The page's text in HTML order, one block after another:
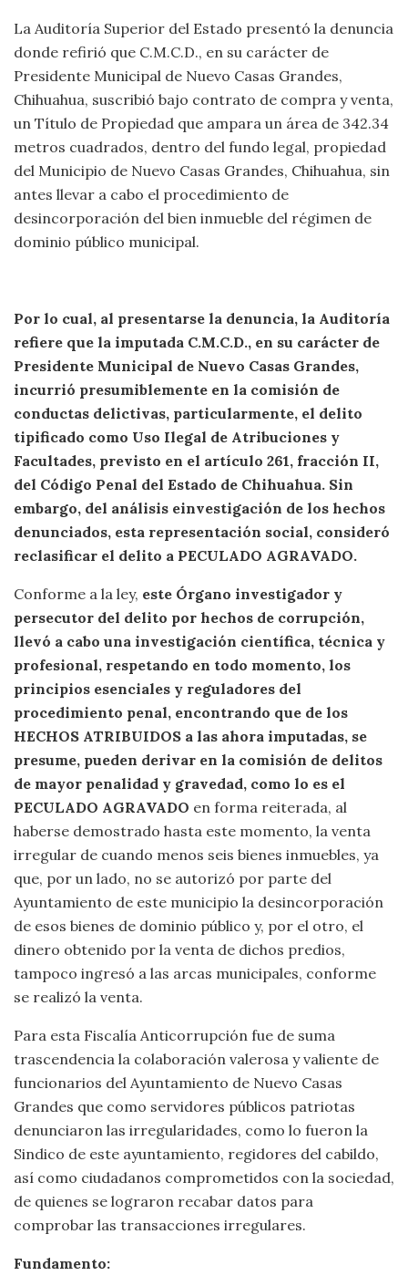
La Auditoría Superior del Estado presentó la denuncia
donde refirió que C.M.C.D., en su carácter de
Presidente Municipal de Nuevo Casas Grandes,
Chihuahua, suscribió bajo contrato de compra y venta,
un Título de Propiedad que ampara un área de 342.34
metros cuadrados, dentro del fundo legal, propiedad
del Municipio de Nuevo Casas Grandes, Chihuahua, sin
antes llevar a cabo el procedimiento de
desincorporación del bien inmueble del régimen de
dominio público municipal.
Por lo cual, al presentarse la denuncia, la Auditoría
refiere que la imputada C.M.C.D., en su carácter de
Presidente Municipal de Nuevo Casas Grandes,
incurrió presumiblemente en la comisión de
conductas delictivas, particularmente, el delito
tipificado como Uso Ilegal de Atribuciones y
Facultades, previsto en el artículo 261, fracción II,
del Código Penal del Estado de Chihuahua. Sin
embargo, del análisis einvestigación de los hechos
denunciados, esta representación social, consideró
reclasificar el delito a PECULADO AGRAVADO.
Conforme a la ley, este Órgano investigador y
persecutor del delito por hechos de corrupción,
llevó a cabo una investigación científica, técnica y
profesional, respetando en todo momento, los
principios esenciales y reguladores del
procedimiento penal, encontrando que de los
HECHOS ATRIBUIDOS a las ahora imputadas, se
presume, pueden derivar en la comisión de delitos
de mayor penalidad y gravedad, como lo es el
PECULADO AGRAVADO en forma reiterada, al
haberse demostrado hasta este momento, la venta
irregular de cuando menos seis bienes inmuebles, ya
que, por un lado, no se autorizó por parte del
Ayuntamiento de este municipio la desincorporación
de esos bienes de dominio público y, por el otro, el
dinero obtenido por la venta de dichos predios,
tampoco ingresó a las arcas municipales, conforme
se realizó la venta.
Para esta Fiscalía Anticorrupción fue de suma
trascendencia la colaboración valerosa y valiente de
funcionarios del Ayuntamiento de Nuevo Casas
Grandes que como servidores públicos patriotas
denunciaron las irregularidades, como lo fueron la
Sindico de este ayuntamiento, regidores del cabildo,
así como ciudadanos comprometidos con la sociedad,
de quienes se lograron recabar datos para
comprobar las transacciones irregulares.
Fundamento: